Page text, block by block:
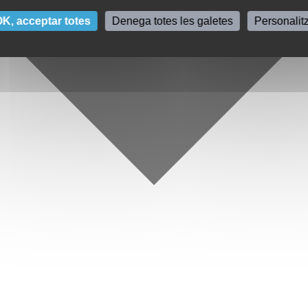
acceptar totes Denega totes les galetes